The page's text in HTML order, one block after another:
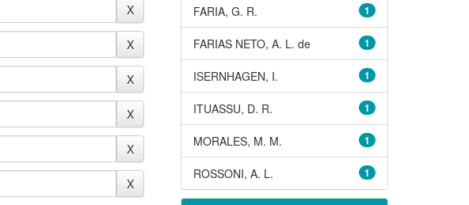
1
FARIA, G. R.
1
FARIAS NETO, A. L. de
1
ISERNHAGEN, I.
1
ITUASSU, D. R.
1
MORALES, M. M.
1
ROSSONI, A. L.